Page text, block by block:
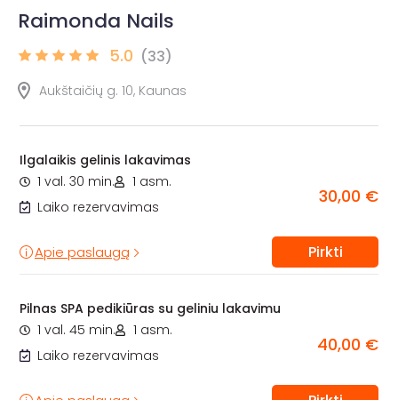
Raimonda Nails
5.0 (33)
Aukštaičių g. 10, Kaunas
Ilgalaikis gelinis lakavimas
1 val. 30 min.
1 asm.
Laiko rezervavimas
30,00 €
Apie paslaugą Pirkti
Pilnas SPA pedikiūras su geliniu lakavimu
1 val. 45 min.
1 asm.
Laiko rezervavimas
40,00 €